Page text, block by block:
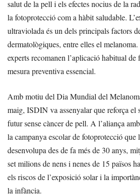
salut de la pell i els efectes nocius de la
la fotoprotecció com a hàbit saludable.
ultraviolada és un dels principals factors
dermatològiques, entre elles el
experts recomanen l’aplicació habitual de
mesura preventiva essencial.
Amb motiu del Dia Mundial del
maig, ISDIN va assenyalar que reforça el
futur sense càncer de pell. A l’aliança
la campanya escolar de fotoprotecció que
desenvolupa des de fa més de 30 anys,
set milions de nens i nenes de 15 països
els riscos de l’exposició solar i la
la infància.